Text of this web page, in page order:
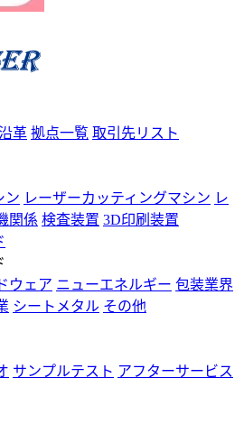
革 拠点一覧 取引先リスト
ン レーザーカッティングマシン レ
関係 検査装置 3D印刷装置
ウェア ニューエネルギー 包装業界
シートメタル その他
サンプルテスト アフターサービス